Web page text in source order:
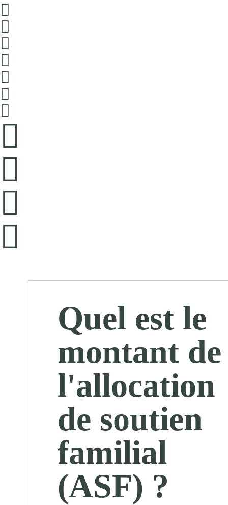
Quel est le
montant de
l'allocation
de soutien
familial
(ASF) ?